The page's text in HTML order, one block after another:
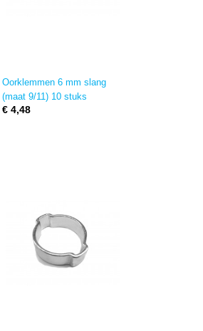
Oorklemmen 6 mm slang
(maat 9/11) 10 stuks
€ 4,48